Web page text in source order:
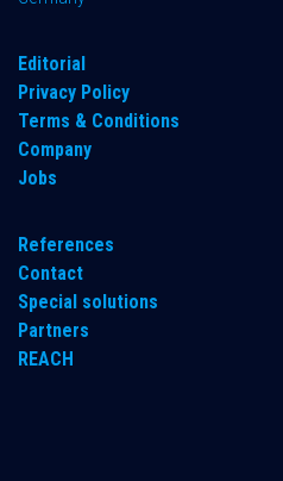
​Editorial
Privacy Policy
Terms & Conditions
Company
Jobs
References
Contact
Special solutions
Partners
REACH